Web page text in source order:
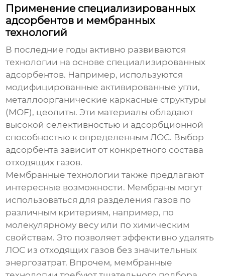
Применение специализированных
адсорбентов и мембранных
технологий
В последние годы активно развиваются
технологии на основе специализированных
адсорбентов. Например, используются
модифицированные активированные угли,
металлоорганические каркасные структуры
(MOF), цеолиты. Эти материалы обладают
высокой селективностью и адсорбционной
способностью к определенным ЛОС. Выбор
адсорбента зависит от конкретного состава
отходящих газов.
Мембранные технологии также предлагают
интересные возможности. Мембраны могут
использоваться для разделения газов по
различным критериям, например, по
молекулярному весу или по химическим
свойствам. Это позволяет эффективно удалять
ЛОС из отходящих газов без значительных
энергозатрат. Впрочем, мембранные